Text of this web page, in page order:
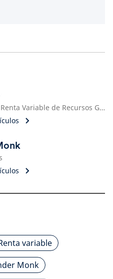
Responsable de Renta Variable de Recursos Globales, gestor de fondos
variable
Monk